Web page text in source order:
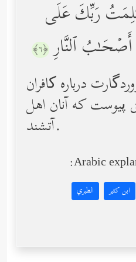
رَبِّكَ عَلَى
أَصۡحَـٰبُ ٱلنَّارِ ﴿٦﴾
درباره کافران
پیوست كه آنان اهل
آتشند.
Arabic
ابن كثير الطبري